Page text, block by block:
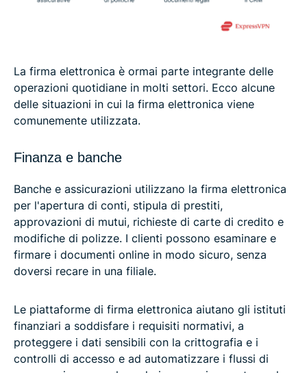
La firma elettronica è ormai parte integrante delle
operazioni quotidiane in molti settori. Ecco alcune
delle situazioni in cui la firma elettronica viene
comunemente utilizzata.
Finanza e banche
Banche e assicurazioni utilizzano la firma elettronica
per l'apertura di conti, stipula di prestiti,
approvazioni di mutui, richieste di carte di credito e
modifiche di polizze. I clienti possono esaminare e
firmare i documenti online in modo sicuro, senza
doversi recare in una filiale.
Le piattaforme di firma elettronica aiutano gli istituti
finanziari a soddisfare i requisiti normativi, a
proteggere i dati sensibili con la crittografia e i
controlli di accesso e ad automatizzare i flussi di